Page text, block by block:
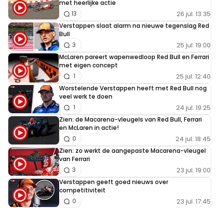
met heerlijke actie
26 jul. 13:35
13
Verstappen slaat alarm na nieuwe tegenslag Red
Bull
25 jul. 19:00
3
McLaren pareert wapenwedloop Red Bull en Ferrari
met eigen concept
25 jul. 12:40
1
Worstelende Verstappen heeft met Red Bull nog
veel werk te doen
24 jul. 19:25
1
Zien: de Macarena-vleugels van Red Bull, Ferrari
en McLaren in actie!
24 jul. 18:45
0
Zien: zo werkt de aangepaste Macarena-vleugel
van Ferrari
23 jul. 19:00
3
Verstappen geeft goed nieuws over
competitiviteit
23 jul. 17:45
0